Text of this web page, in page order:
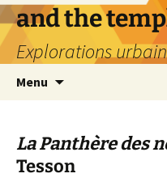
Aller
au
contenu
and the
Explorations
Menu
La Panthère des
Tesson